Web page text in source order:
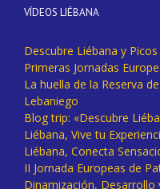
VÍDEOS LIÉBANA
Descubre Liébana y
Primeras Jornadas
La huella de la Reserva
Lebaniego
Blog trip: «Descubre
Liébana, Vive tu
Liébana, Conecta
II Jornada Europeas de
Dinamización,